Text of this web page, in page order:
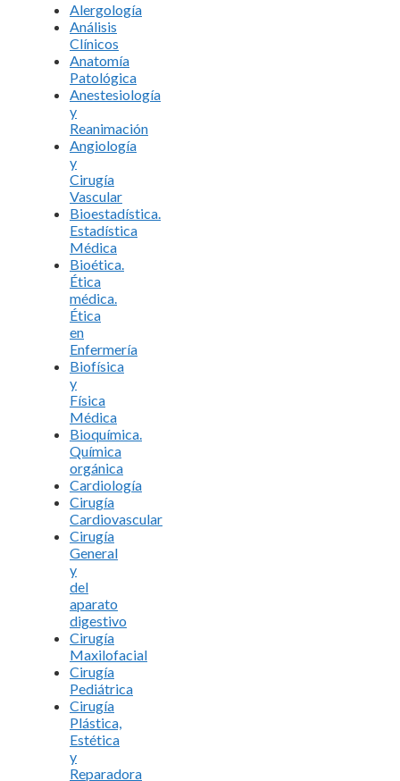
Alergología
Análisis
Clínicos
Anatomía
Patológica
Anestesiología
y
Reanimación
Angiología
y
Cirugía
Vascular
Bioestadística.
Estadística
Médica
Bioética.
Ética
médica.
Ética
en
Enfermería
Biofísica
y
Física
Médica
Bioquímica.
Química
orgánica
Cardiología
Cirugía
Cardiovascular
Cirugía
General
y
del
aparato
digestivo
Cirugía
Maxilofacial
Cirugía
Pediátrica
Cirugía
Plástica,
Estética
y
Reparadora